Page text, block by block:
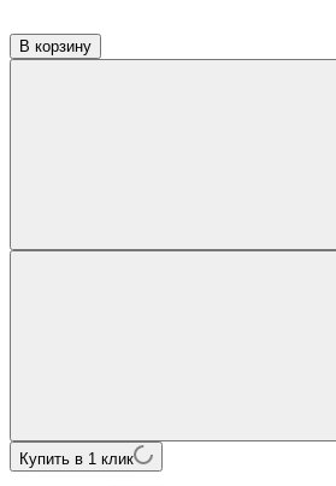
В корзину
Купить в 1 клик